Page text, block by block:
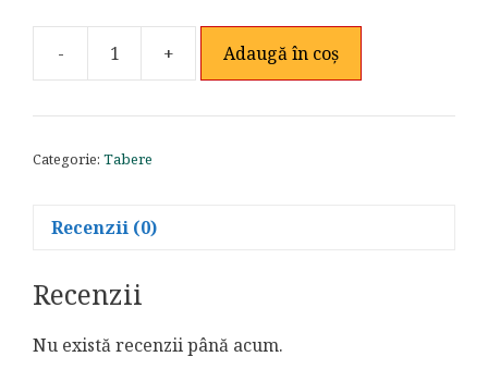
-
Cantitate
la
+ Adaugă în coș
Categorie: Tabere
Recenzii (0)
Recenzii
Nu există recenzii până acum.